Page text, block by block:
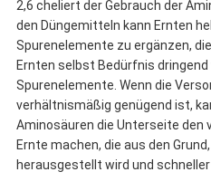
2,6 cheliert der Gebrauch der
den Düngemitteln kann Ernten
Spurenelemente zu ergänzen,
Ernten selbst Bedürfnis
Spurenelemente. Wenn die
verhältnismäßig genügend ist,
Aminosäuren die Unterseite den
Ernte machen, die aus den
herausgestellt wird und